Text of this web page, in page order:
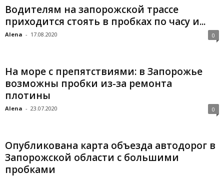
Водителям на запорожской трассе
приходится стоять в пробках по часу и...
Alena - 17.08.2020 0
На море с препятствиями: в Запорожье
возможны пробки из-за ремонта
плотины
Alena - 23.07.2020 0
Опубликована карта объезда автодорог в
Запорожской области с большими
пробками